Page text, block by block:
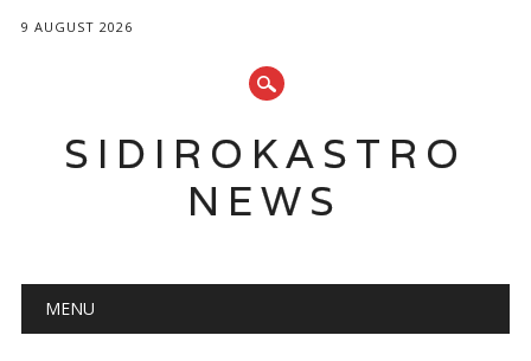
9 AUGUST 2026
SIDIROKASTRO
NEWS
Main menu
MENU